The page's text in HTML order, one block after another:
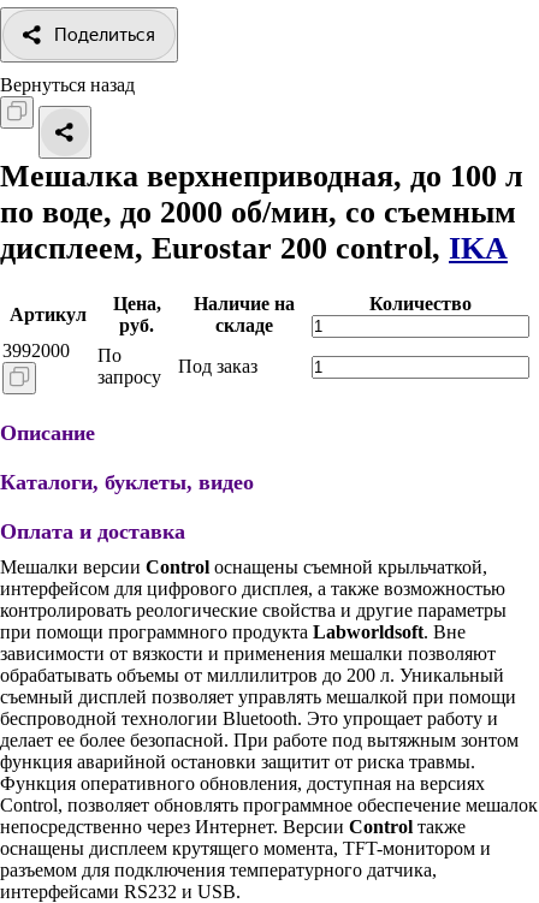
Поделиться
Вернуться назад
Мешалка верхнеприводная, до 100 л
по воде, до 2000 об/мин, со съемным
дисплеем, Eurostar 200 control, IKA
Артикул
Цена,
руб.
Наличие на
складе
Количество
3992000
По
запросу
Под заказ
Описание
Каталоги, буклеты, видео
Оплата и доставка
Мешалки версии Control оснащены съемной крыльчаткой,
интерфейсом для цифрового дисплея, а также возможностью
контролировать реологические свойства и другие параметры
при помощи программного продукта Labworldsoft. Вне
зависимости от вязкости и применения мешалки позволяют
обрабатывать объемы от миллилитров до 200 л. Уникальный
съемный дисплей позволяет управлять мешалкой при помощи
беспроводной технологии Bluetooth. Это упрощает работу и
делает ее более безопасной. При работе под вытяжным зонтом
функция аварийной остановки защитит от риска травмы.
Функция оперативного обновления, доступная на версиях
Control, позволяет обновлять программное обеспечение мешалок
непосредственно через Интернет. Версии Control также
оснащены дисплеем крутящего момента, TFT-монитором и
разъемом для подключения температурного датчика,
интерфейсами RS232 и USB.